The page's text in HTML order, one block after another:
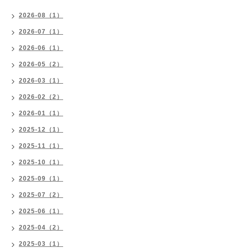
2026-08（1）
2026-07（1）
2026-06（1）
2026-05（2）
2026-03（1）
2026-02（2）
2026-01（1）
2025-12（1）
2025-11（1）
2025-10（1）
2025-09（1）
2025-07（2）
2025-06（1）
2025-04（2）
2025-03（1）